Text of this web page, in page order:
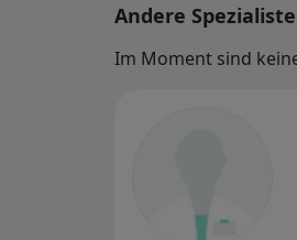
Andere
Im Moment sind